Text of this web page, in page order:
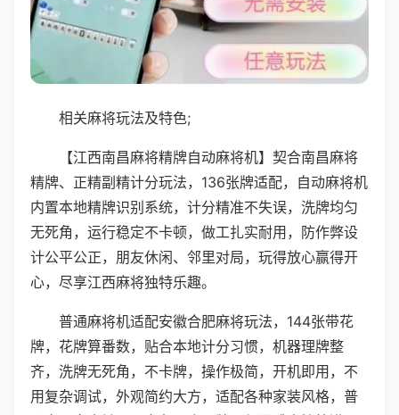
相关麻将玩法及特色;
【江西南昌麻将精牌自动麻将机】契合南昌麻将
精牌、正精副精计分玩法，136张牌适配，自动麻将机
内置本地精牌识别系统，计分精准不失误，洗牌均匀
无死角，运行稳定不卡顿，做工扎实耐用，防作弊设
计公平公正，朋友休闲、邻里对局，玩得放心赢得开
心，尽享江西麻将独特乐趣。
普通麻将机适配安徽合肥麻将玩法，144张带花
牌，花牌算番数，贴合本地计分习惯，机器理牌整
齐，洗牌无死角，不卡牌，操作极简，开机即用，不
用复杂调试，外观简约大方，适配各种家装风格，普